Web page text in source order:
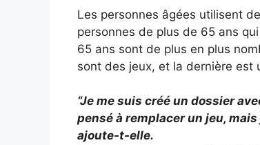
Les personnes âgées utilisent
personnes de plus de 65 ans
65 ans sont de plus en plus
sont des jeux, et la dernière est
“Je me suis créé un dossier
pensé à remplacer un jeu,
ajoute-t-elle.